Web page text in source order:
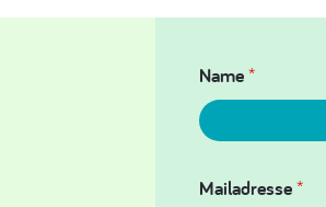
Name*
Mailadresse*